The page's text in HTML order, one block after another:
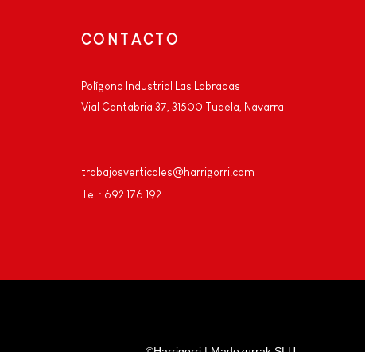
CONTACTO
Polígono Industrial Las Labradas
Vial Cantabria 37, 31500 Tudela, Navarra
trabajosverticales@harrigorri.com
Tel.: 692 176 192